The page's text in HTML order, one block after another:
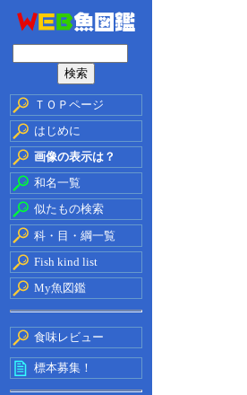
ＴＯＰページ
はじめに
画像の表示は？
和名一覧
似たもの検索
科・目・綱一覧
Fish kind list
My魚図鑑
食味レビュー
標本募集！